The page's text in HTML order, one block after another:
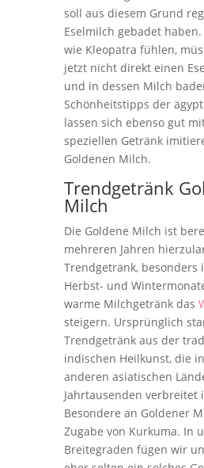
soll aus diesem Grund
Eselmilch gebadet
wie Kleopatra fühlen,
jetzt nicht direkt einen
und in dessen Milch
Schönheitstipps der
lassen sich ebenso gut
speziellen Getränk
Goldenen Milch.
Trendgetränk
Milch
Die Goldene Milch ist
mehreren Jahren
Trendgetränk, besonders
Herbst- und
warme Milchgetränk das
steigern. Ursprünglich
Trendgetränk aus der
indischen Heilkunst, die
anderen asiatischen
Jahrtausenden verbreitet
Besondere an Goldener
Zugabe von Kurkuma. In
Breitegraden fügen wir